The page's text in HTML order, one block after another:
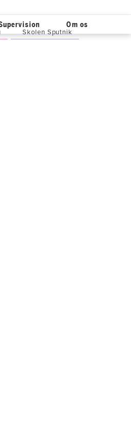
Skolen Sputnik
Om os